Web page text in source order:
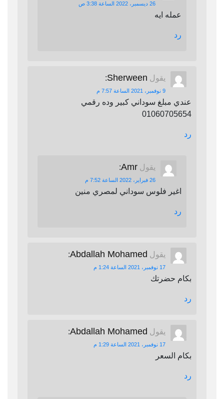
26 ديسمبر، 2022 الساعة 3:38 ص
عمله ايه
رد
يقول Sherween
:
9 نوفمبر، 2021 الساعة 7:57 م
عندي مبلغ سوداني كبير وده رقمي
01060705654
رد
يقول Amr
:
26 فبراير، 2022 الساعة 7:52 م
اغير فلوس سوداني لمصري منين
رد
يقول Abdallah Mohamed
:
17 نوفمبر، 2021 الساعة 1:24 م
بكام حضرتك
رد
يقول Abdallah Mohamed
:
17 نوفمبر، 2021 الساعة 1:29 م
بكام السعر
رد